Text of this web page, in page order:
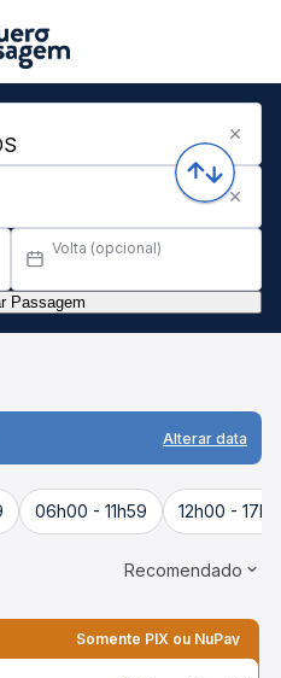
Volta (opcional)
Passagem
Alterar data
06h00 - 11h59 12h00 -
Recomendado
Somente PIX ou NuPay